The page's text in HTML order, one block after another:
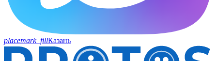
placemark_fillКазань